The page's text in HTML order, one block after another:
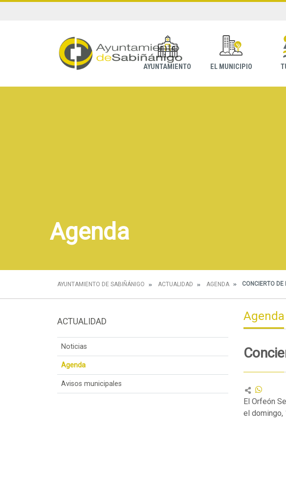
AYUNTAMIENTO EL MUNICIPIO
Agenda
AYUNTAMIENTO DE SABIÑÁNIGO ACTUALIDAD AGENDA CONCIERTO DE
ACTUALIDAD
Noticias
Agenda
Avisos municipales
El Orfeón
el domingo,